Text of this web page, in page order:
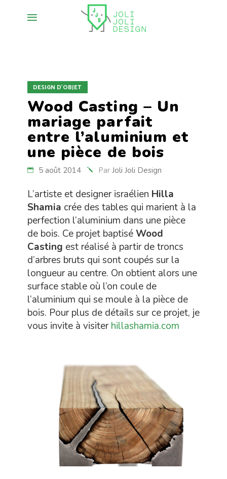
DESIGN D'OBJET
Wood Casting – Un
mariage parfait
entre l’aluminium et
une pièce de bois
5 août 2014 Par Joli Joli Design
L’artiste et designer israélien Hilla
Shamia crée des tables qui marient à la
perfection l’aluminium dans une pièce
de bois. Ce projet baptisé Wood
Casting est réalisé à partir de troncs
d’arbres bruts qui sont coupés sur la
longueur au centre. On obtient alors une
surface stable où l’on coule de
l’aluminium qui se moule à la pièce de
bois. Pour plus de détails sur ce projet, je
vous invite à visiterhillashamia.com